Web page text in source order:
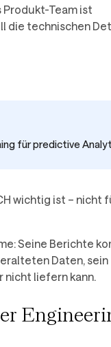
Produkt-Team ist
die technischen
für predictive
wichtig ist – nicht
Seine Berichte
Daten, sein
nicht liefern kann.